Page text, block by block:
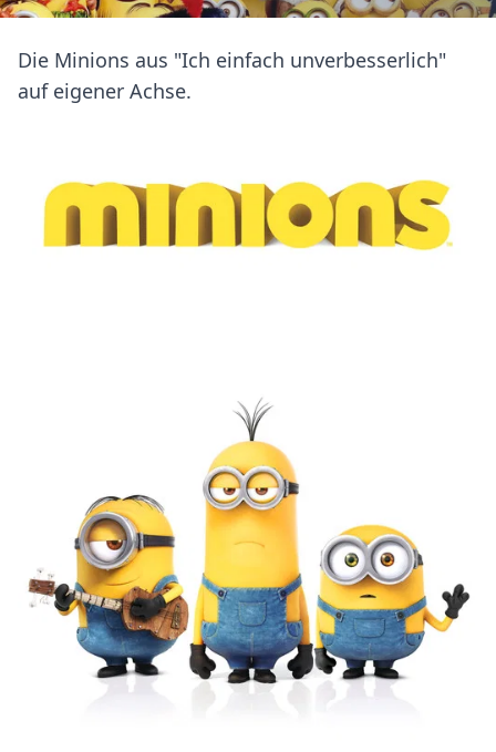
Die Minions aus "Ich einfach unverbesserlich"
auf eigener Achse.